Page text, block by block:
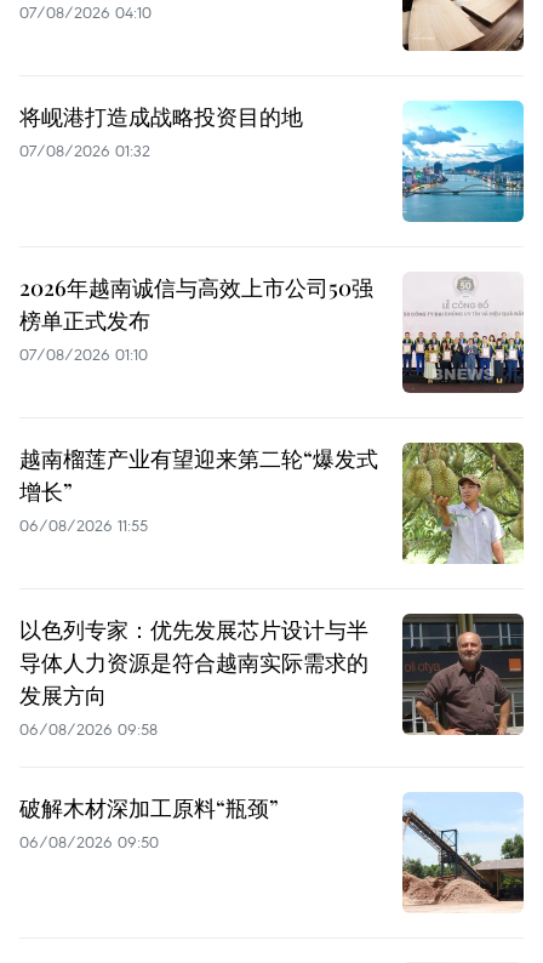
07/08/2026 04:10
将岘港打造成战略投资目的地
07/08/2026 01:32
2026年越南诚信与高效上市公司50强
榜单正式发布
07/08/2026 01:10
越南榴莲产业有望迎来第二轮“爆发式
增长”
06/08/2026 11:55
以色列专家：优先发展芯片设计与半
导体人力资源是符合越南实际需求的
发展方向
06/08/2026 09:58
破解木材深加工原料“瓶颈”
06/08/2026 09:50